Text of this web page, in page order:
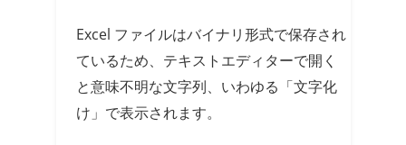
Excel ファイルはバイナリ形式で保存され
ているため、テキストエディターで開く
と意味不明な文字列、いわゆる「文字化
け」で表示されます。